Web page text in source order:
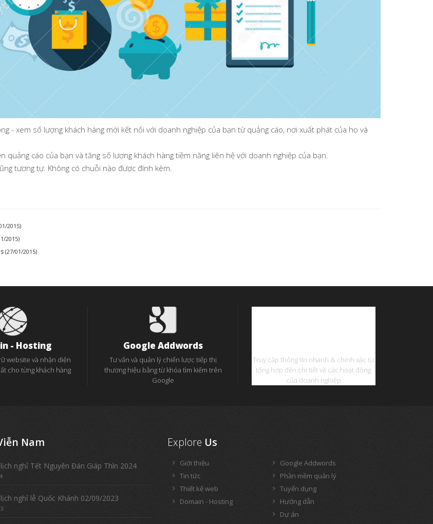
- xem số lượng khách hàng mới kết nối với doanh nghiệp của bạn từ quảng cáo, nơi xuất phát của họ và
quảng cáo của bạn và tăng số lượng khách hàng tiềm năng liên hệ với doanh nghiệp của bạn.
tương tự. Không có chuỗi nào được đính kèm.
2015)
2015)
(27/01/2015)
- Hosting
website và nhận diện
cho từng khách hàng
Google Addwords
Tư vấn và quản lý chiến lược tiếp thị
thương hiệu bằng từ khóa tìm kiếm trên
Google
Truy cập thông tin nhanh & chính xác từ
tổng hợp đến chi tiết về các hoạt động
của doanh nghiệp
Nam
nghỉ Tết Nguyên Đán Giáp Thìn 2024
nghỉ lễ Quốc Khánh 02/09/2023
Explore Us
Giới thiệu
Tin tức
Thiết kế web
Domain - Hosting
Google Addwords
Phần mềm quản lý
Tuyển dụng
Hướng dẫn
Dự án